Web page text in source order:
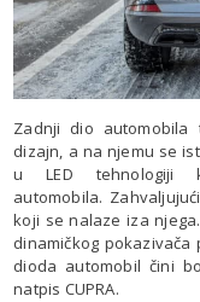
Zadnji dio automobila
dizajn, a na njemu se
u LED tehnologiji
automobila.
koji se nalaze iza
dinamičkog pokazivača
dioda automobil čini
natpis CUPRA.